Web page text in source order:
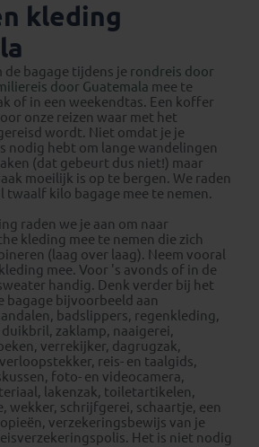
kleding
de bagage tijdens je rondreis door
door Guatemala mee te
of in een weekendtas. Een koffer
onze reizen waar met het
wordt. Niet omdat je je
nodig hebt om lange wandelingen
(dat gebeurt dus niet!) maar
moeilijk is op te bergen. We raden
twaalf kilo bagage mee te nemen.
raden we je aan om naar
kleding mee te nemen die zich
(laag over laag). Neem vooral
mee. Voor 's avonds of in de
handig. Denk verder bij het
bagage bijvoorbeeld aan
badslippers, regenkleding,
zaklamp, naaigerei,
verrekijker, dagrugzak,
reis- en taalgids,
foto- en videocamera,
lakenzak, toiletartikelen,
wekker, schrijfgerei, schaartje, een
verzekeringsbewijs van je
Het is niet nodig